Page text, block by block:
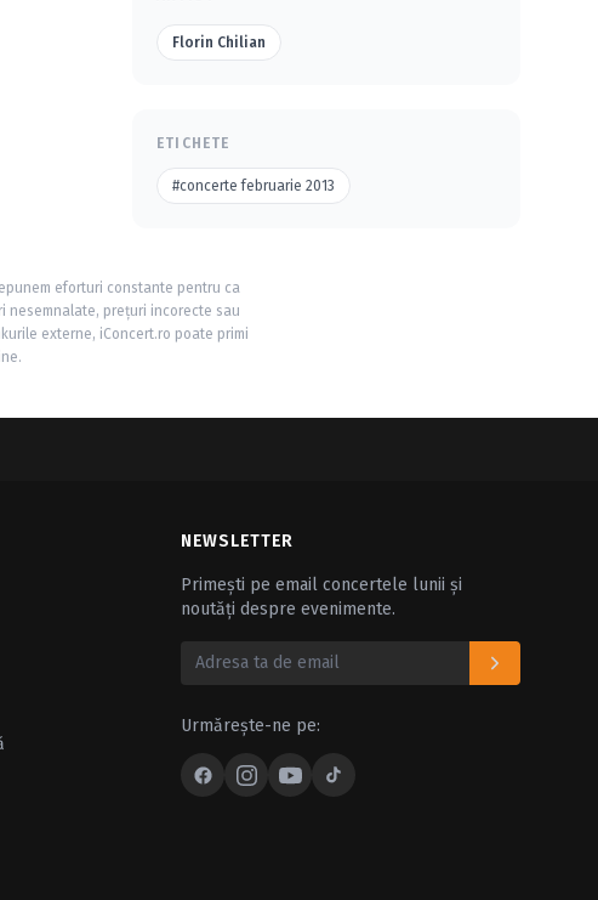
Florin Chilian
ETICHETE
#concerte februarie 2013
eforturi constante pentru ca
nesemnalate, prețuri incorecte sau
externe, iConcert.ro poate primi
NEWSLETTER
Primești pe email concertele lunii și
noutăți despre evenimente.
Urmărește-ne pe: